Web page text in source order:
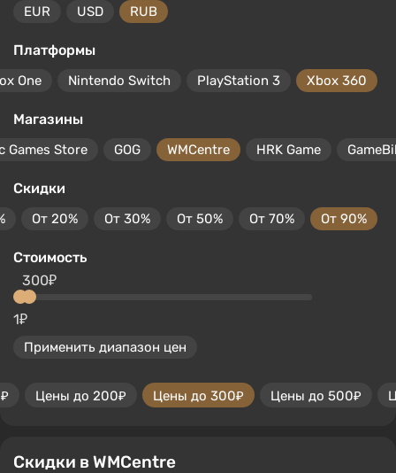
EUR USD RUB
Платформы
One Nintendo Switch PlayStation 3 Xbox 360
Магазины
Games Store GOG WMCentre HRK Game
Скидки
От 20% От 30% От 50% От 70% От 90%
Стоимость
1₽
300₽
Применить диапазон цен
Цены до 200₽ Цены до 300₽ Цены до 500₽
Скидки в WMCentre